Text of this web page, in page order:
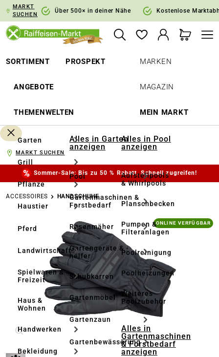
Zur Hauptnavigation springen
MARKT
SUCHEN
Über 500× in deiner Nähe Kostenlose
SORTIMENT PROSPEKT
ANGEBOTE
THEMENWELTEN
MARKEN
MAGAZIN
MEIN MARKT
Garten
Grill
Pflanze
Haustier
Pferd
Landwirtschaft
Spielwaren &
Freizeit
Haus &
Wohnen
Handwerken
Bekleidung
Alles in Garten
anzeigen
Pool
Gartenmaschinen &
Forstbedarf
Rasenmäher
Gartengeräte & -
helfer
Schubkarren
Gartenmöbel
Gartenzaun
Gartenbewässerung
Alles in Pool
anzeigen
Aufstellpools
& Whirlpools
Planschbecken
Pumpen &
Filteranlagen
Poolreinigung
Poolheizungen
Weiteres
Poolzubehör
Alles in
Gartenmaschinen
& Forstbedarf
anzeigen
MARKT SUCHEN
Sommer-Sale: Bis zu 50 % Rabatt. Schnell zugreifen!
ACCESSOIRES HANDSCHUHE
Bildergalerie überspringen ONLINE VERFÜGBAR